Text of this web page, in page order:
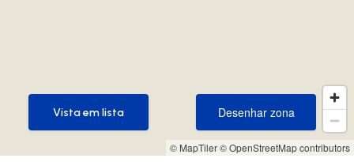
© MapTiler© OpenStreetMap contributors
Desenhar zona
Desenhar zona
Vista em lista
Vista em lista